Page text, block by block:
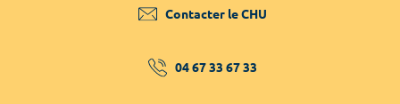
Contacter le CHU
04 67 33 67 33